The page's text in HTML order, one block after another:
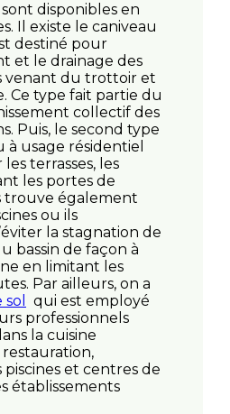
disponibles en
Il existe le caniveau
destiné pour
et le drainage des
venant du trottoir et
Ce type fait partie du
collectif des
Puis, le second type
à usage résidentiel
terrasses, les
les portes de
trouve également
ou ils
la stagnation de
bassin de façon à
en limitant les
Par ailleurs, on a
qui est employé
professionnels
la cuisine
piscines et centres de
établissements